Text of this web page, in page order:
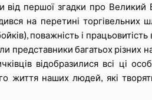
першої згадки про Великий
на перетині торгівельних
поважність і
представники багатьох різних
відобразилися всі ці
життя наших людей, які